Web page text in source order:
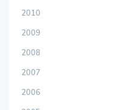
2010
2009
2008
2007
2006